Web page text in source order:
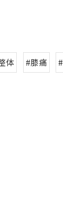
体 #膝痛